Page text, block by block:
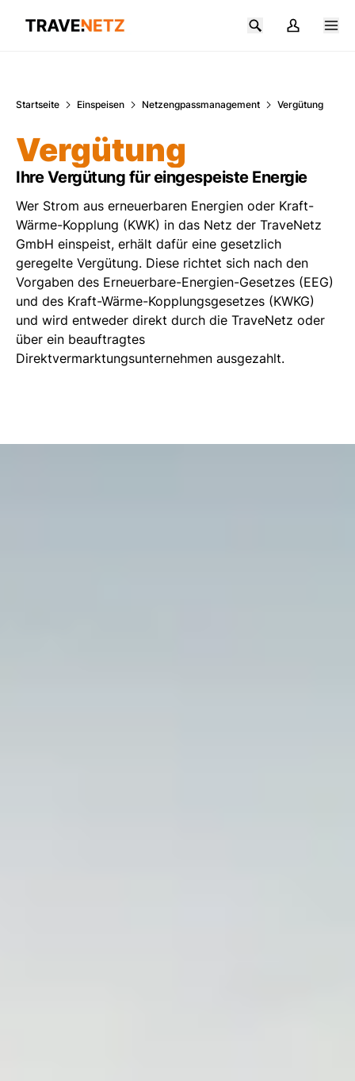
Startseite Einspeisen Netzengpassmanagement Vergütung
Vergütung
Ihre Vergütung für eingespeiste Energie
Wer Strom aus erneuerbaren Energien oder Kraft-
Wärme-Kopplung (KWK) in das Netz der TraveNetz
GmbH einspeist, erhält dafür eine gesetzlich
geregelte Vergütung. Diese richtet sich nach den
Vorgaben des Erneuerbare-Energien-Gesetzes (EEG)
und des Kraft-Wärme-Kopplungsgesetzes (KWKG)
und wird entweder direkt durch die TraveNetz oder
über ein beauftragtes
Direktvermarktungsunternehmen ausgezahlt.